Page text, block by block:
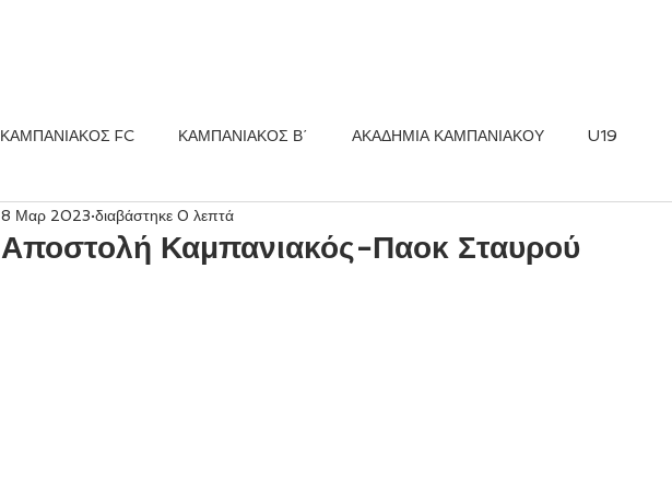
ΚΑΜΠΑΝΙΑΚΟΣ FC ΚΑΜΠΑΝΙΑΚΟΣ Β΄ ΑΚΑΔΗΜΙΑ ΚΑΜΠΑΝΙΑΚΟΥ U19
Αποστολή Καμπανιακός-Παοκ Σταυρού
8 Μαρ 2023 διαβάστηκε 0 λεπτά